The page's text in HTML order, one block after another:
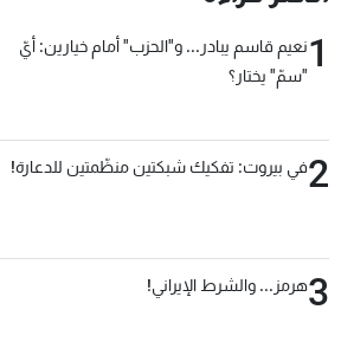
1نعيم قاسم يبادر... و"الحزب" أمام خيارين: أيّ
"سمّ" يختار؟
2في بيروت: تفكيك شبكتين منظّمتين للدعارة!
3هرمز... والشرط الإيراني!